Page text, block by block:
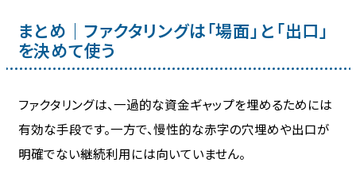
まとめ｜ファクタリングは「場面」と「出口」
を決めて使う
ファクタリングは、一過的な資金ギャップを埋めるためには
有効な手段です。一方で、慢性的な赤字の穴埋めや出口が
明確でない継続利用には向いていません。